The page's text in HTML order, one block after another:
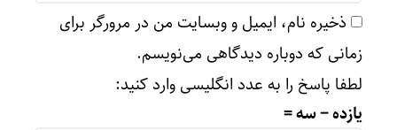
ذخیره نام، ایمیل و وبسایت من در مرورگر برای
زمانی که دوباره دیدگاهی می‌نویسم.
لطفا پاسخ را به عدد انگلیسی وارد کنید:
یازده − سه =